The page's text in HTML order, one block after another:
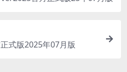
式版2025年07月版